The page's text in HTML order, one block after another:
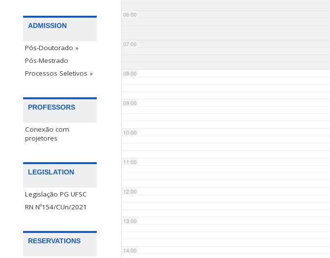
ADMISSION
Pós-Doutorado »
Pós-Mestrado
Processos Seletivos »
PROFESSORS
Conexão com
projetores
LEGISLATION
Legislação PG UFSC
RN Nº154/CUn/2021
RESERVATIONS
06:00
07:00
08:00
09:00
10:00
11:00
12:00
13:00
14:00